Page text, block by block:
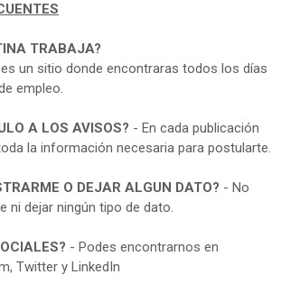
TRABAJA?
un sitio donde encontraras todos los días
empleo.
A LOS AVISOS? - En cada publicación
la información necesaria para postularte.
O DEJAR ALGUN DATO? - No
ni dejar ningún tipo de dato.
- Podes encontrarnos en
Twitter y LinkedIn